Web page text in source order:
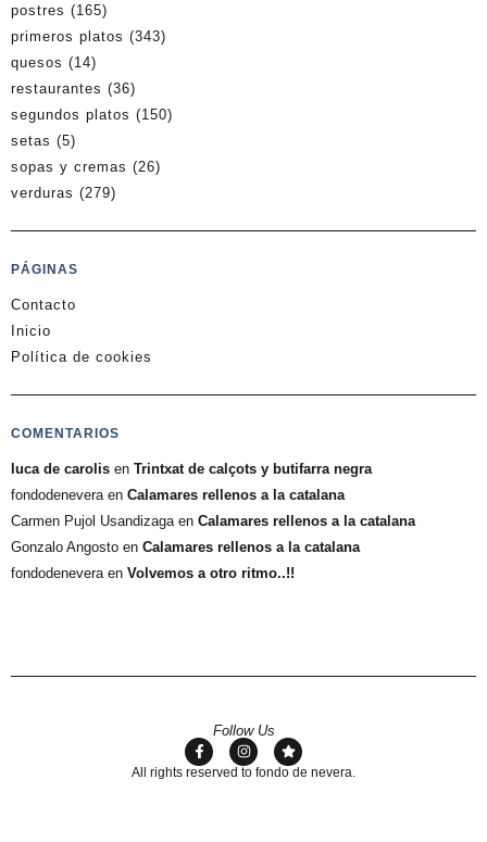
postres (165)
primeros platos (343)
quesos (14)
restaurantes (36)
segundos platos (150)
setas (5)
sopas y cremas (26)
verduras (279)
PÁGINAS
Contacto
Inicio
Política de cookies
COMENTARIOS
luca de carolis en Trintxat de calçots y butifarra negra
fondodenevera en Calamares rellenos a la catalana
Carmen Pujol Usandizaga en Calamares rellenos a la catalana
Gonzalo Angosto en Calamares rellenos a la catalana
fondodenevera en Volvemos a otro ritmo..!!
Follow Us
All rights reserved to fondo de nevera.